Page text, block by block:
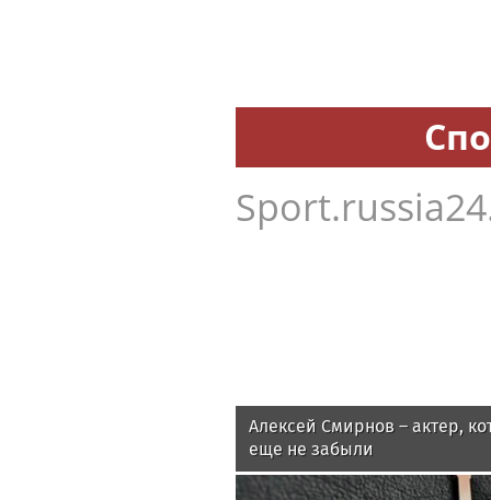
Алексей Смирнов – актер,
еще не забыли